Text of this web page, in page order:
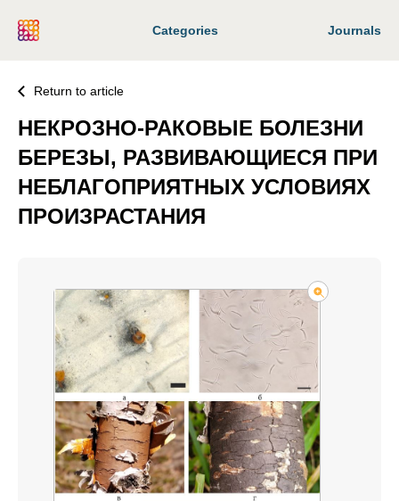
Categories Journals
Return to article
НЕКРОЗНО-РАКОВЫЕ БОЛЕЗНИ
БЕРЕЗЫ, РАЗВИВАЮЩИЕСЯ ПРИ
НЕБЛАГОПРИЯТНЫХ УСЛОВИЯХ
ПРОИЗРАСТАНИЯ